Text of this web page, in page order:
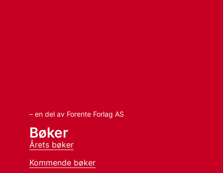
– en del av Forente Forlag AS
Bøker
Årets bøker
Kommende bøker